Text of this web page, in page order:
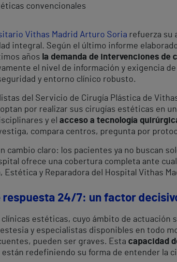
convencionales
Vithas Madrid Arturo Soria refuerza su
integral. Según el último informe
años la demanda de intervenciones
el nivel de información y exigencia
y entorno clínico robusto.
del Servicio de Cirugía Plástica de
por realizar sus cirugías estéticas en
y el acceso a tecnología
compara centros, pregunta por
cambio claro: los pacientes ya no buscan
ofrece una cobertura completa ante
Estética y Reparadora del Hospital Vithas
respuesta 24/7: un factor
estéticas, cuyo ámbito de actuación
y especialistas disponibles en todo
pueden ser graves. Esta capacidad
redefiniendo su forma de entender la